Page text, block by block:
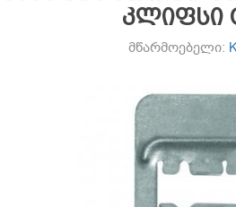
კლიფსი
მწარმოებელი: